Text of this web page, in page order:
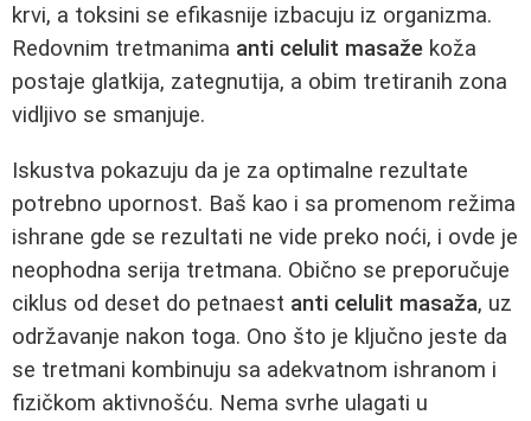
krvi, a toksini se efikasnije izbacuju iz organizma.
Redovnim tretmanima anti celulit masaže koža
postaje glatkija, zategnutija, a obim tretiranih zona
vidljivo se smanjuje.
Iskustva pokazuju da je za optimalne rezultate
potrebno upornost. Baš kao i sa promenom režima
ishrane gde se rezultati ne vide preko noći, i ovde je
neophodna serija tretmana. Obično se preporučuje
ciklus od deset do petnaest anti celulit masaža, uz
održavanje nakon toga. Ono što je ključno jeste da
se tretmani kombinuju sa adekvatnom ishranom i
fizičkom aktivnošću. Nema svrhe ulagati u